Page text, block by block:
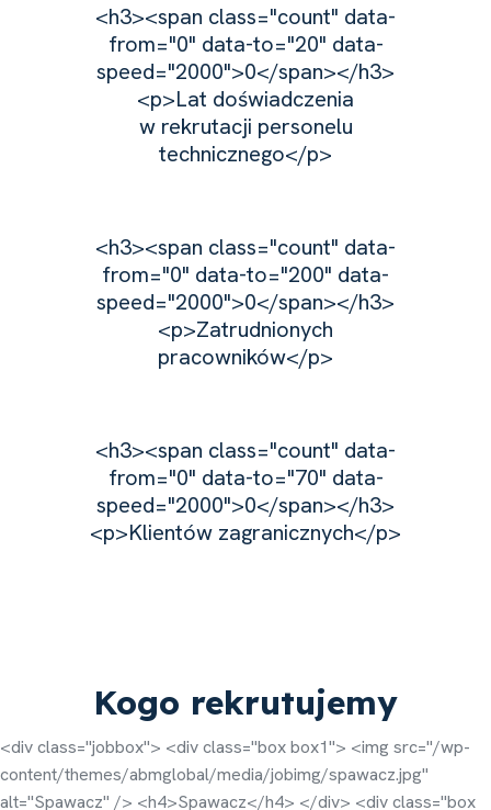
<h3><span class="count" data-
from="0" data-to="20" data-
speed="2000">0</span></h3>
<p>Lat doświadczenia
w rekrutacji personelu
technicznego</p>
<h3><span class="count" data-
from="0" data-to="200" data-
speed="2000">0</span></h3>
<p>Zatrudnionych
pracowników</p>
<h3><span class="count" data-
from="0" data-to="70" data-
speed="2000">0</span></h3>
<p>Klientów zagranicznych</p>
Kogo rekrutujemy
<div class="jobbox"> <div class="box box1"> <img src="/wp-
content/themes/abmglobal/media/jobimg/spawacz.jpg"
alt="Spawacz" /> <h4>Spawacz</h4> </div> <div class="box